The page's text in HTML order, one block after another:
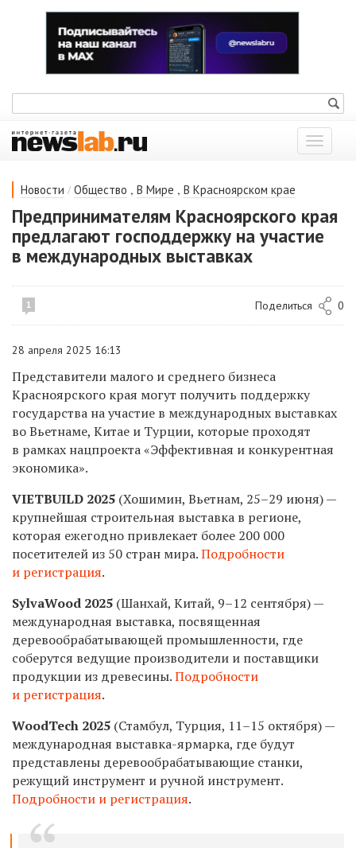
Показать
меню
Новости / Общество , В Мире , В Красноярском крае
Предпринимателям Красноярского края
предлагают господдержку на участие
в международных выставках
1 Поделиться 0
28 апреля 2025 16:13
Представители малого и среднего бизнеса
Красноярского края могут получить поддержку
государства на участие в международных выставках
во Вьетнаме, Китае и Турции, которые проходят
в рамках нацпроекта «Эффективная и конкурентная
экономика».
VIETBUILD 2025 (Хошимин, Вьетнам, 25–29 июня) —
крупнейшая строительная выставка в регионе,
которая ежегодно привлекает более 200 000
посетителей из 50 стран мира.Подробности
и регистрация.
SylvaWood 2025 (Шанхай, Китай, 9–12 сентября) —
международная выставка, посвященная
деревообрабатывающей промышленности, где
соберутся ведущие производители и поставщики
продукции из древесины.Подробности
и регистрация.
WoodTech 2025 (Стамбул, Турция, 11–15 октября) —
международная выставка-ярмарка, где будут
представлены деревообрабатывающие станки,
режущий инструмент и ручной инструмент.
Подробности и регистрация.